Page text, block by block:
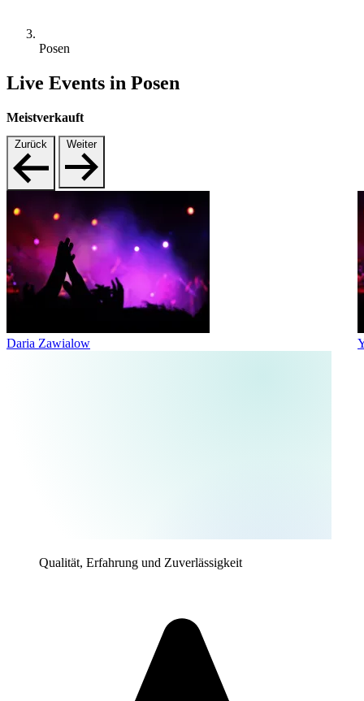
Posen
Live Events in Posen
Meistverkauft
Zurück Weiter
Daria Zawialow
Qualität, Erfahrung und Zuverlässigkeit